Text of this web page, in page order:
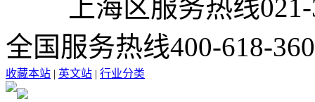
上海区服务热线
全国服务热线400-618-
收藏本站 | 英文站 | 行业分类